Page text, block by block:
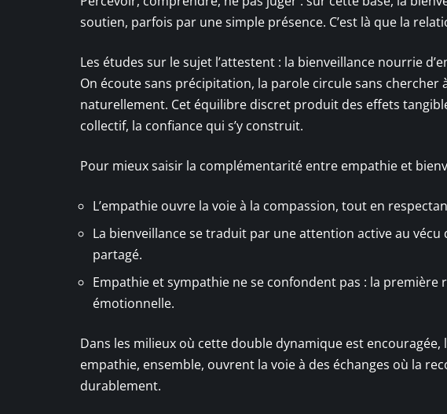
soutien, parfois par une simple présence. C’est là que la
Les études sur le sujet l’attestent : la bienveillance nourrie
On écoute sans précipitation, la parole circule sans chercher
naturellement. Cet équilibre discret produit des effets
collectif, la confiance qui s’y construit.
Pour mieux saisir la complémentarité entre empathie et
L’empathie ouvre la voie à la compassion, tout en
La bienveillance se traduit par une attention active au
partagé.
Empathie et sympathie ne se confondent pas : la première
émotionnelle.
Dans les milieux où cette double dynamique est
empathie, ensemble, ouvrent la voie à des échanges où la
durablement.